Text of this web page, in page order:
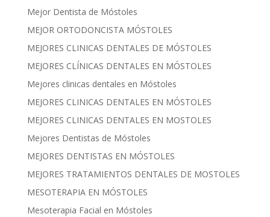
Mejor Dentista de Móstoles
MEJOR ORTODONCISTA MÓSTOLES
MEJORES CLINICAS DENTALES DE MÓSTOLES
MEJORES CLÍNICAS DENTALES EN MÓSTOLES
Mejores clinicas dentales en Móstoles
MEJORES CLINICAS DENTALES EN MÓSTOLES
MEJORES CLINICAS DENTALES EN MOSTOLES
Mejores Dentistas de Móstoles
MEJORES DENTISTAS EN MÓSTOLES
MEJORES TRATAMIENTOS DENTALES DE MOSTOLES
MESOTERAPIA EN MÓSTOLES
Mesoterapia Facial en Móstoles